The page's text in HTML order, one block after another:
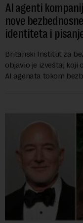
AI agenti
nove
identiteta i
Britanski Institut za
objavio je izveštaj koji
AI agenata tokom